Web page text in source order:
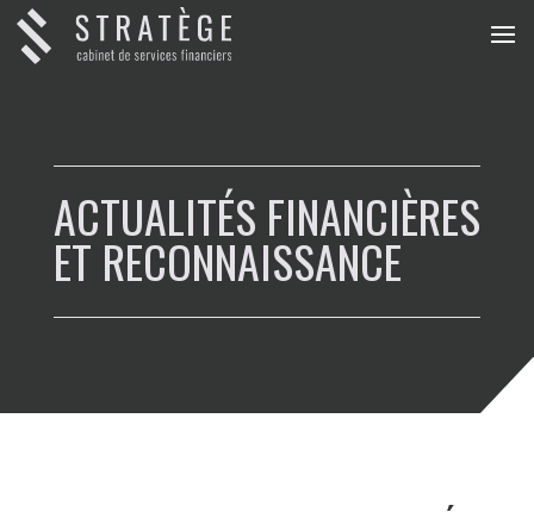
ACTUALITÉS FINANCIÈRES
ET RECONNAISSANCE